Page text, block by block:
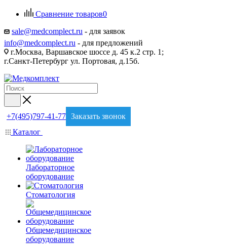
Сравнение товаров0
sale@medcomplect.ru - для заявок
info@medcomplect.ru - для предложений
г.Москва, Варшавское шоссе д. 45 к.2 стр. 1;
г.Санкт-Петербург ул. Портовая, д.15б.
+7(495)797-41-77 Заказать звонок
Каталог
Лабораторное
оборудование
Стоматология
Общемедицинское
оборудование